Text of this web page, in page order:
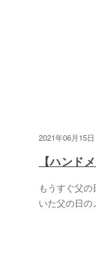
2021年06月15日
【ハンド
もうすぐ父
いた父の日の